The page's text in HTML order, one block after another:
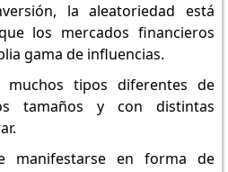
la aleatoriedad está
los mercados financieros
gama de influencias.
tipos diferentes de
tamaños y con distintas
manifestarse en forma de